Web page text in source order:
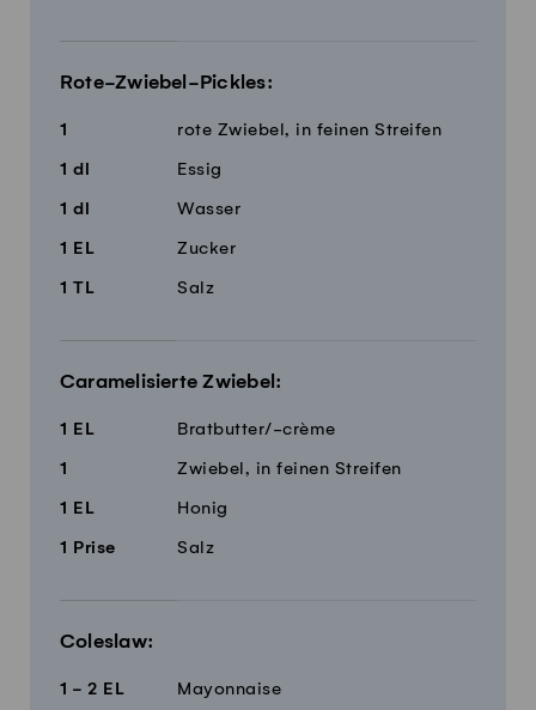
Rote-Zwiebel-Pickles:
1 rote Zwiebel, in feinen Streifen
1 dl Essig
1 dl Wasser
1 EL Zucker
1 TL Salz
Caramelisierte Zwiebel:
1 EL Bratbutter/-crème
1 Zwiebel, in feinen Streifen
1 EL Honig
1 Prise Salz
Coleslaw:
1 - 2 EL Mayonnaise